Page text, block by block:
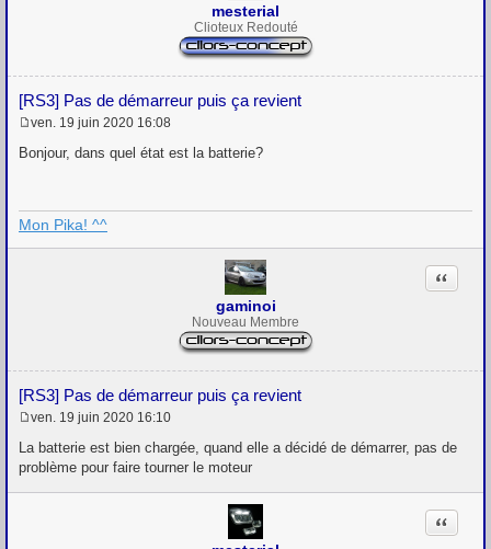
mesterial
Clioteux Redouté
[RS3] Pas de démarreur puis ça revient
e
g
e
ven. 19 juin 2020 16:08
Bonjour, dans quel état est la batterie?
Mon Pika! ^^
gaminoi
Nouveau Membre
[RS3] Pas de démarreur puis ça revient
Citation
e
s
a
ven. 19 juin 2020 16:10
La batterie est bien chargée, quand elle a décidé de démarrer, pas de
problème pour faire tourner le moteur
Citation